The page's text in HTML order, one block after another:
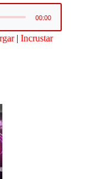
00:00
| Incrustar